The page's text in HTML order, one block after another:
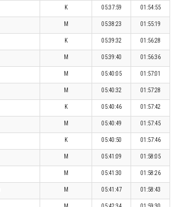
K 05:37:59 01:54:55
M 05:38:23 01:55:19
K 05:39:32 01:56:28
M 05:39:40 01:56:36
M 05:40:05 01:57:01
M 05:40:32 01:57:28
K 05:40:46 01:57:42
M 05:40:49 01:57:45
K 05:40:50 01:57:46
M 05:41:09 01:58:05
M 05:41:30 01:58:26
M 05:41:47 01:58:43